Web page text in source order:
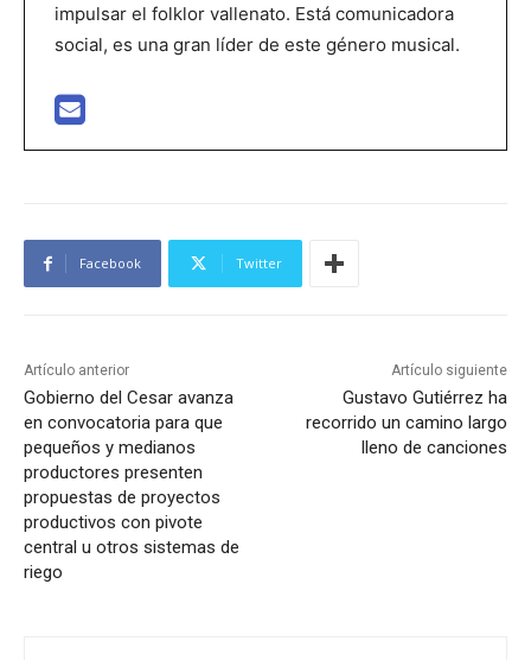
impulsar el folklor vallenato. Está comunicadora
social, es una gran líder de este género musical.
Facebook Twitter
Artículo anterior
Gobierno del Cesar avanza
en convocatoria para que
pequeños y medianos
productores presenten
propuestas de proyectos
productivos con pivote
central u otros sistemas de
riego
Artículo siguiente
Gustavo Gutiérrez ha
recorrido un camino largo
lleno de canciones